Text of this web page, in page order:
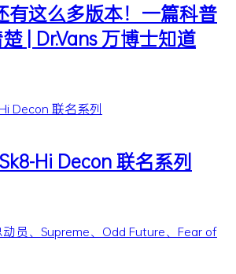
有这么多版本！一篇科普
| Dr.Vans 万博士知道
Hi Decon 联名系列